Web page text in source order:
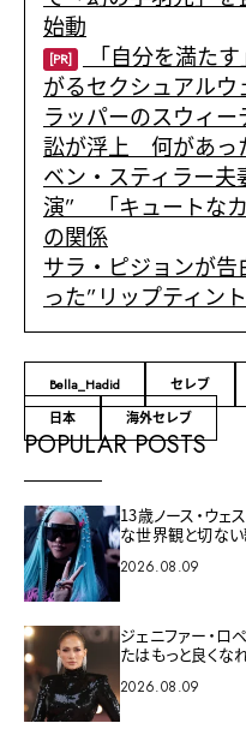
始動
[PR]
「自分を満た
がるセクシュアルウ
ラッパーのスウィ
訟が浮上 何があっ
ベン・スティラー
演” 「キュートな
の関係
サラ・ピジョンが
った”リップティン
Bella_Hadid セレブ
日本
海外セレブ
POPULAR POSTS
13歳ノース・ウェ
な世界観と切な
2026.08.09
ジェニファー・ロ
たはもっと良くな
2026.08.09